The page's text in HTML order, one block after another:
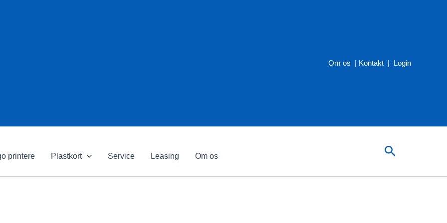
Om os | Kontakt | Login
printere Plastkort Service Leasing Om os Søg